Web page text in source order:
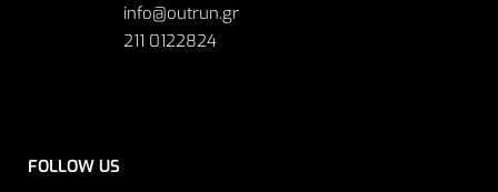
info@outrun.gr
211 0122824
FOLLOW US